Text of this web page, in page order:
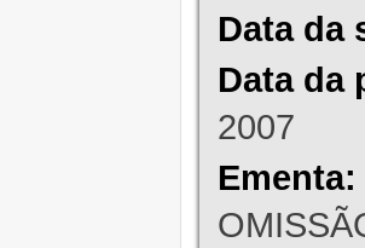
Data da
Data da
2007
Ementa: